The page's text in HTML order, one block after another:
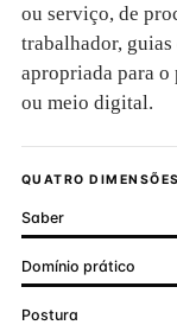
ou serviço, de
trabalhador,
apropriada para
ou meio digital.
QUATRO
Saber
Domínio prático
Postura